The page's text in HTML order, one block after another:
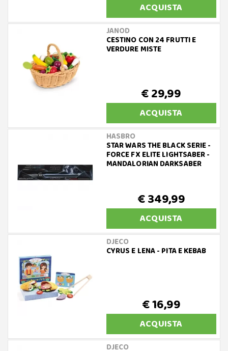
ACQUISTA
JANOD
CESTINO CON 24 FRUTTI E
VERDURE MISTE
€ 29,99
ACQUISTA
HASBRO
STAR WARS THE BLACK SERIE -
FORCE FX ELITE LIGHTSABER -
MANDALORIAN DARKSABER
€ 349,99
ACQUISTA
DJECO
CYRUS E LENA - PITA E KEBAB
€ 16,99
ACQUISTA
DJECO